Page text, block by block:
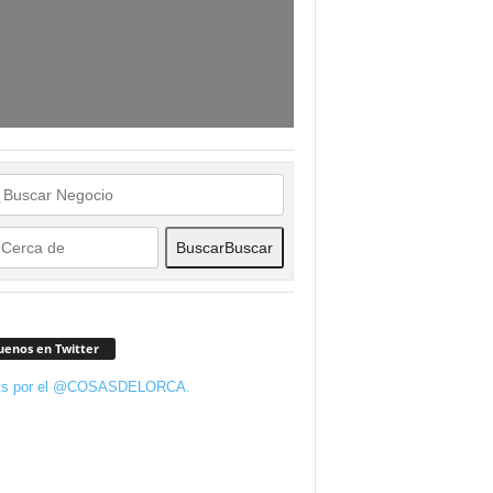
BuscarBuscar
en Twitter
por el @COSASDELORCA.